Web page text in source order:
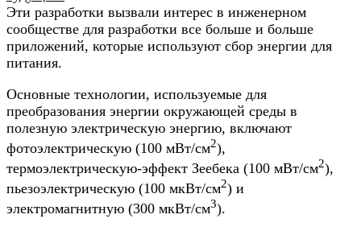
Эти разработки вызвали интерес в инженерном
сообществе для разработки все больше и больше
приложений, которые используют сбор энергии для
питания.
Основные технологии, используемые для
преобразования энергии окружающей среды в
полезную электрическую энергию, включают
фотоэлектрическую (100 мВт/см2),
термоэлектрическую-эффект Зеебека (100 мВт/см2),
пьезоэлектрическую (100 мкВт/см2) и
электромагнитную (300 мкВт/см3).